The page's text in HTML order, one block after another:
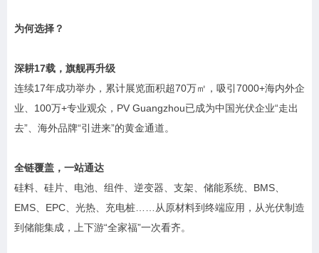
为何选择？
深耕17载，旗舰再升级
连续17年成功举办，累计展览面积超70万㎡，吸引7000+海内外企
业、100万+专业观众，PV Guangzhou已成为中国光伏企业“走出
去”、海外品牌“引进来”的黄金通道。
全链覆盖，一站通达
硅料、硅片、电池、组件、逆变器、支架、储能系统、BMS、
EMS、EPC、光热、充电桩……从原材料到终端应用，从光伏制造
到储能集成，上下游“全家福”一次看齐。